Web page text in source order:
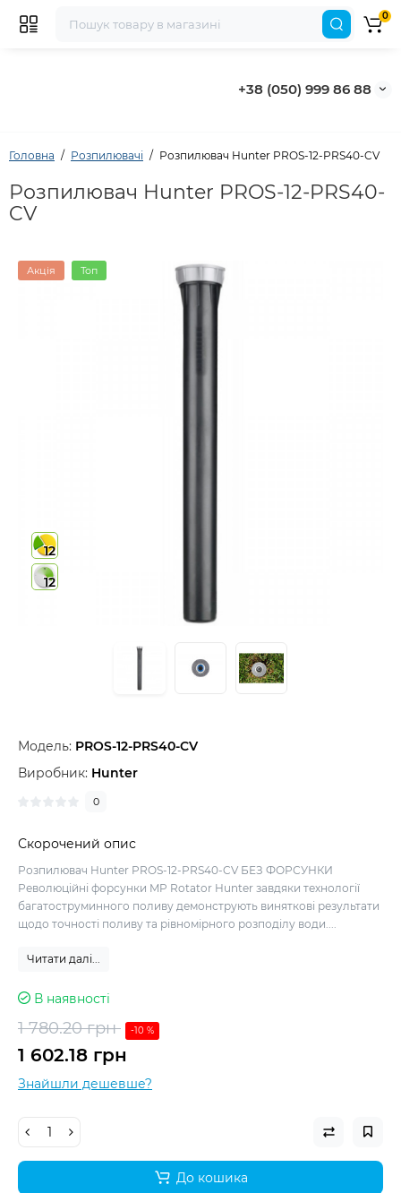
+38 (050) 999 86 88
0
Головна Розпилювачі Розпилювач Hunter PROS-12-PRS40-CV
Розпилювач Hunter PROS-12-PRS40-
CV
12
12
Акція Топ
Модель: PROS-12-PRS40-CV
Виробник: Hunter
0
Скорочений опис
Розпилювач Hunter PROS-12-PRS40-CV БЕЗ ФОРСУНКИ
Революційні форсунки MP Rotator Hunter завдяки технології
багатоструминного поливу демонструють виняткові результати
щодо точності поливу та рівномірного розподілу води....
Читати далі...
В наявності
1 780.20 грн -10 %
1 602.18 грн
Знайшли дешевше?
До кошика